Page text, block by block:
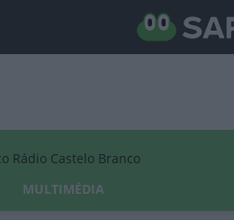
Rádio Castelo Branco
MULTIMÉDIA